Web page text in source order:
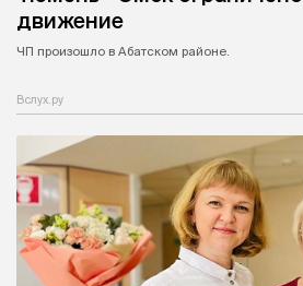
движение
ЧП произошло в Абатском районе.
Вслух.ру